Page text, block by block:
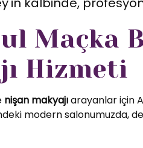
Maçka
Hizmeti
nişan makyajıarayanlar için
modern salonumuzda,